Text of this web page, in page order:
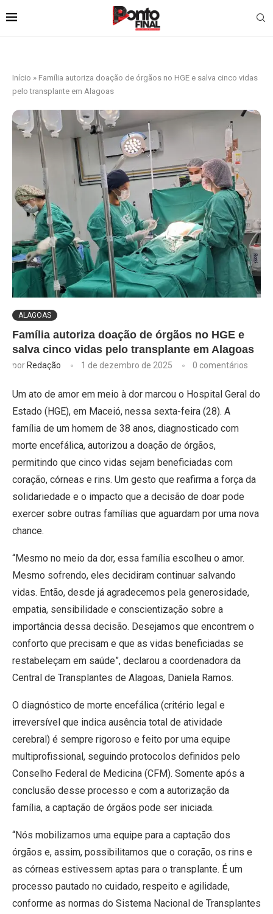
Início » Família autoriza doação de órgãos no HGE e salva cinco vidas
pelo transplante em Alagoas
ALAGOAS
Família autoriza doação de órgãos no HGE e
salva cinco vidas pelo transplante em Alagoas
por Redação 1 de dezembro de 2025 0 comentários
Um ato de amor em meio à dor marcou o Hospital Geral do
Estado (HGE), em Maceió, nessa sexta-feira (28). A
família de um homem de 38 anos, diagnosticado com
morte encefálica, autorizou a doação de órgãos,
permitindo que cinco vidas sejam beneficiadas com
coração, córneas e rins. Um gesto que reafirma a força da
solidariedade e o impacto que a decisão de doar pode
exercer sobre outras famílias que aguardam por uma nova
chance.
“Mesmo no meio da dor, essa família escolheu o amor.
Mesmo sofrendo, eles decidiram continuar salvando
vidas. Então, desde já agradecemos pela generosidade,
empatia, sensibilidade e conscientização sobre a
importância dessa decisão. Desejamos que encontrem o
conforto que precisam e que as vidas beneficiadas se
restabeleçam em saúde”, declarou a coordenadora da
Central de Transplantes de Alagoas, Daniela Ramos.
O diagnóstico de morte encefálica (critério legal e
irreversível que indica ausência total de atividade
cerebral) é sempre rigoroso e feito por uma equipe
multiprofissional, seguindo protocolos definidos pelo
Conselho Federal de Medicina (CFM). Somente após a
conclusão desse processo e com a autorização da
família, a captação de órgãos pode ser iniciada.
“Nós mobilizamos uma equipe para a captação dos
órgãos e, assim, possibilitamos que o coração, os rins e
as córneas estivessem aptas para o transplante. É um
processo pautado no cuidado, respeito e agilidade,
conforme as normas do Sistema Nacional de Transplantes